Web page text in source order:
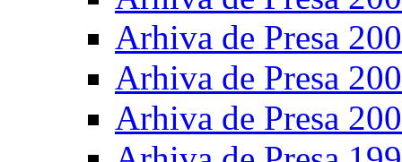
Arhiva de Presa
Arhiva de Presa
Arhiva de Presa